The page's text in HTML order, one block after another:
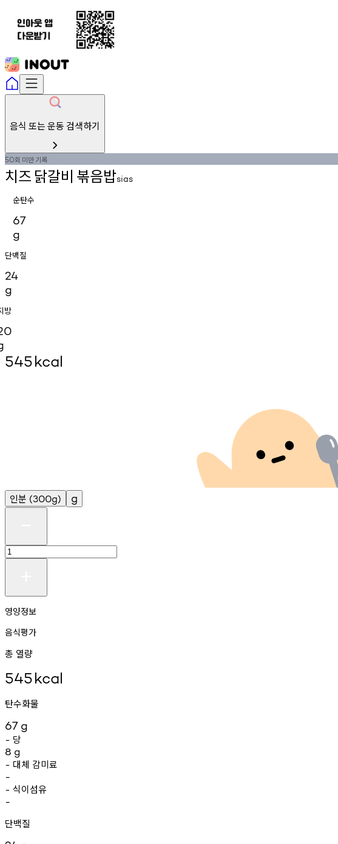
음식 또는 운동 검색하기
50회 미만기록
치즈 닭갈비 볶음밥sias
순탄수
67
g
단백질
24
g
방
545kcal
인분 (300g) g
영양정보
음식평가
총 열량
545kcal
탄수화물
67 g
- 당
8 g
- 대체 감미료
-
- 식이섬유
-
단백질